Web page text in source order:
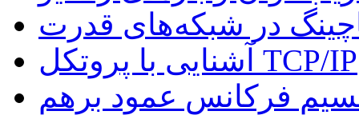
در شبکه‌های قدرت
آشنایی با پروتکل TCP/IP
فرکانس عمود برهم